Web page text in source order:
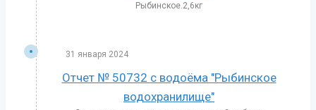
Рыбинское.2,6кг
31 января 2024
Отчет № 50732 с водоёма "Рыбинское
водохранилище"